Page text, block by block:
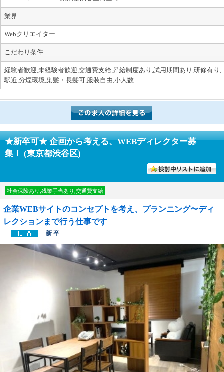
業界
Webクリエイター
こだわり条件
経験者歓迎,未経験者歓迎,交通費支給,昇給制度あり,試用期間あり,研修有り,
駅近,分煙環境,染髪・長髪可,服装自由,小人数
★新卒可★ 企画から考える、WEBディレクター募
集！ (東京都渋谷区)
討中リストに入れる
社会保険あり,残業手当あり,交通費支給
企業WEBサイトのコンセプトを考え、プランニング〜ディ
レクションまで行う仕事です
新 卒